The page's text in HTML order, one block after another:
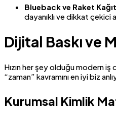
Blueback ve Raket
dayanıklı ve dikkat çekici
Dijital Baskı ve
Hızın her şey olduğu modern
“zaman” kavramını en iyi biz
Kurumsal Kimlik